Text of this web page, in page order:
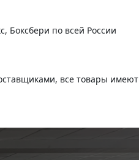
руб.Боксбери по всей России
все товары имеют